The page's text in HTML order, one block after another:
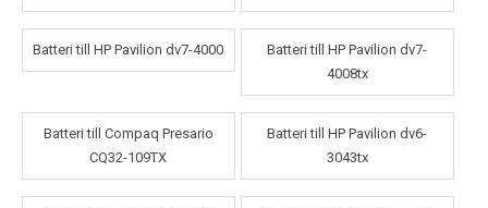
Batteri till HP Pavilion dv7-4000
Batteri till HP Pavilion dv7-
4008tx
Batteri till Compaq Presario
CQ32-109TX
Batteri till HP Pavilion dv6-
3043tx